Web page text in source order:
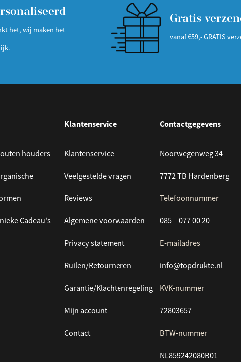
het, wij maken het
Gratis
vanaf €59,- GRATIS
houders
Cadeau's
Klantenservice
Klantenservice
Veelgestelde vragen
Reviews
Algemene voorwaarden
Privacy statement
Ruilen/Retourneren
Garantie/Klachtenregeling
Mijn account
Contact
Contactgegevens
Noorwegenweg 34
7772 TB Hardenberg
Telefoonnummer
085 – 077 00 20
E-mailadres
info@topdrukte.nl
KVK-nummer
72803657
BTW-nummer
NL859242080B01